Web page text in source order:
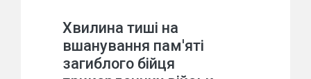
Хвилина тиші на
вшанування пам'яті
загиблого бійця